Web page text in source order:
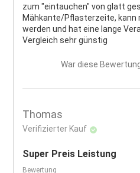
zum "eintauchen" von glatt
Mähkante/Pflasterzeite, kann
werden und hat eine lange
Vergleich sehr günstig
War diese
Thomas
Verifizierter Kauf
Super Preis Leistung
Bewertung